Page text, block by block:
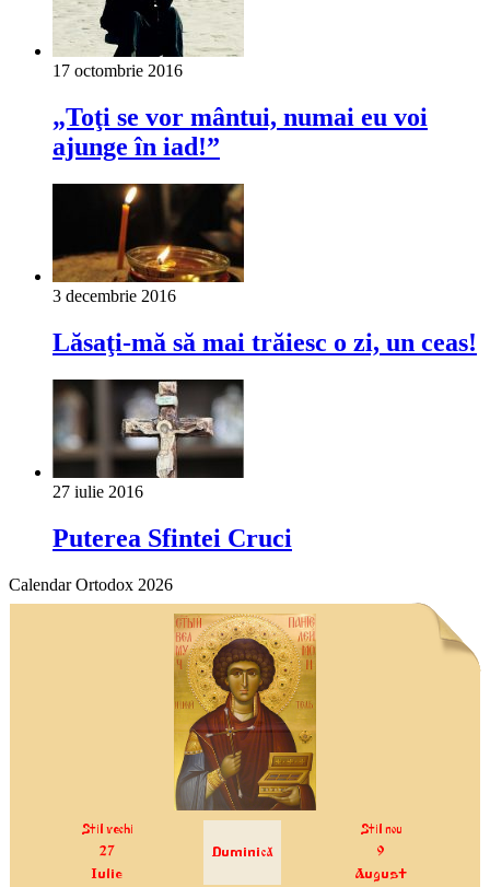
17 octombrie 2016
„Toţi se vor mântui, numai eu voi
ajunge în iad!”
3 decembrie 2016
Lăsaţi-mă să mai trăiesc o zi, un ceas!
27 iulie 2016
Puterea Sfintei Cruci
Calendar Ortodox 2026